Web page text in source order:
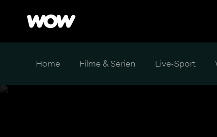
Home Filme & Serien Live-Sport